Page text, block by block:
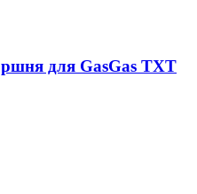
для GasGas TXT